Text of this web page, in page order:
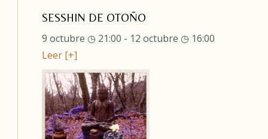
SESSHIN DE OTOÑO
9 octubre ◷ 21:00 - 12 octubre ◷ 16:00
Leer [+]